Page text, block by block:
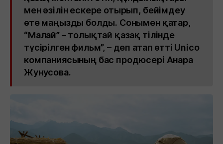
мен әзілін ескере отырып, бейімдеу
өте маңызды болды. Сонымен қатар,
“Малай” – толықтай қазақ тілінде
түсірілген фильм”, – деп атап өтті Unico
компаниясының бас продюсері Анара
Жунусова.